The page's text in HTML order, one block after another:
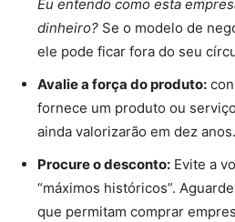
Eu entendo como esta
dinheiro? Se o modelo de
ele pode ficar fora do seu
Avalie a força do produto:
fornece um produto ou
ainda valorizarão em dez anos.
Procure o desconto: Evite a
“máximos históricos”.
que permitam comprar